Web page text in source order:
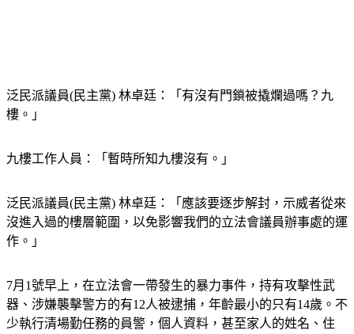
泛民派議員(民主黨) 林卓廷：「有沒有門鎖被撬爛過嗎？九
樓。」
九樓工作人員：「暫時所知九樓沒有。」
泛民派議員(民主黨) 林卓廷：「應該要逐步解封，示威者從來
沒進入過的樓層範圍，以免影響我們的立法會議員辦事處的運
作。」
7月1號早上，在立法會一帶發生的暴力事件，持有攻擊性武
器、涉嫌襲擊警方的有12人被逮捕，年齡最小的只有14歲。不
少執行清場勤任務的員警，個人資料，甚至家人的姓名、住